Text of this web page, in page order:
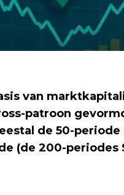
van
patroon
de 50-periode
(de 200-periodes